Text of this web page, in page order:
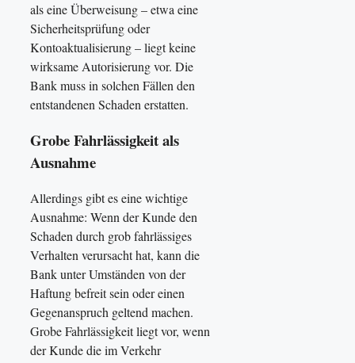
als eine Überweisung – etwa eine
Sicherheitsprüfung oder
Kontoaktualisierung – liegt keine
wirksame Autorisierung vor. Die
Bank muss in solchen Fällen den
entstandenen Schaden erstatten.
Grobe Fahrlässigkeit als
Ausnahme
Allerdings gibt es eine wichtige
Ausnahme: Wenn der Kunde den
Schaden durch grob fahrlässiges
Verhalten verursacht hat, kann die
Bank unter Umständen von der
Haftung befreit sein oder einen
Gegenanspruch geltend machen.
Grobe Fahrlässigkeit liegt vor, wenn
der Kunde die im Verkehr